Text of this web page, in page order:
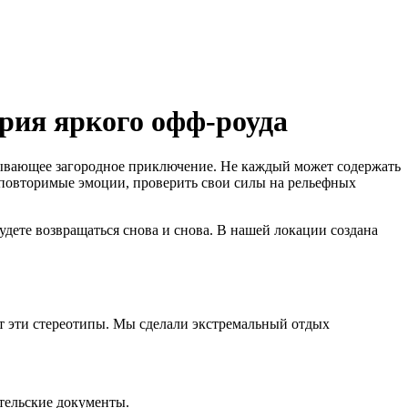
яркого офф-роуда
загородное приключение. Не каждый может содержать
эмоции, проверить свои силы на рельефных
возвращаться снова и снова. В нашей локации создана
стереотипы. Мы сделали экстремальный отдых
документы.